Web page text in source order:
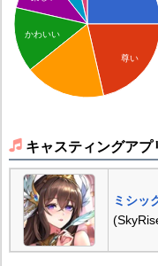
尊い
かわいい
キャスティングアプ
ミシッ